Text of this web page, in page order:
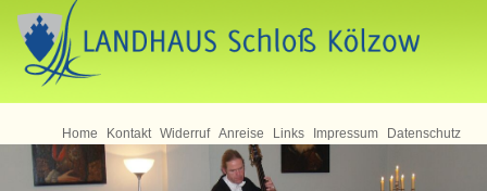
Home Kontakt Widerruf Anreise Links Impressum Datenschutz